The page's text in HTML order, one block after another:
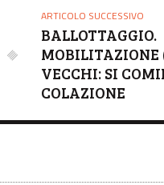
ARTICOLO SUCCESSIVO
BALLOTTAGGIO.
MOBILITAZIONE
VECCHI: SI
COLAZIONE